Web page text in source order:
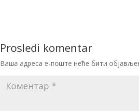
Prosledi komentar
Ваша адреса е-поште неће бити